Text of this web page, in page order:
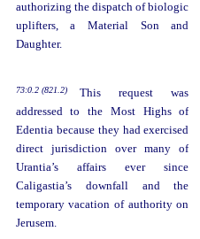
authorizing the dispatch of biologic
uplifters, a Material Son and
Daughter.
73:0.2 (821.2)
This request was
addressed to the Most Highs of
Edentia because they had exercised
direct jurisdiction over many of
Urantia’s affairs ever since
Caligastia’s downfall and the
temporary vacation of authority on
Jerusem.